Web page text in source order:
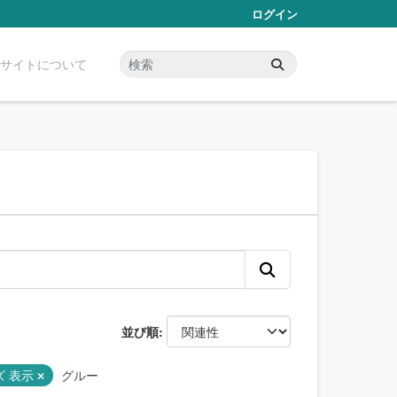
ログイン
イトについて
並び順
表示
グルー